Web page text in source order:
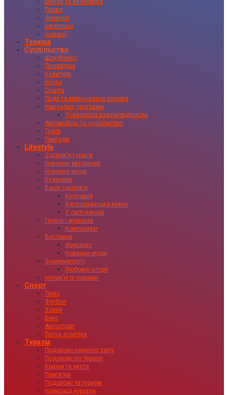
Бізнес та економіка
Право
Фінанси
Інвестиції
Іновації
Техніка
Суспільство
Шоу-бізнес
Література
Культура
Наука
Освіта
Події та кримінальна хроніка
Навчальні програми
Психологія взаємовідносин
Автомобіль та суспільство
Театр
Пригоди
Lifestyle
Здоровʼя і краса
Новинки авторинку
Новинки моди
Кулінарія
Ваше здоровʼя
Кулінарія
Вегетаріанська кухня
У світі напоїв
Газети і журнали
Компромат
Виставка
Живопис
Новинки моди
Знаменитості
Любовні історії
Інтервʼю із зірками
Спорт
Теніс
Футбол
Хокей
Бокс
Автоспорт
Легка атлетіка
Туризм
Подорожі навколо світу
Подорожі по Україні
Країни та міста
Пам’ятки
Подорожі та туризм
Найкращі курорти